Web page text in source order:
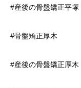
#産後の骨盤矯正平塚
#骨盤矯正厚木
#産後の骨盤矯正厚木